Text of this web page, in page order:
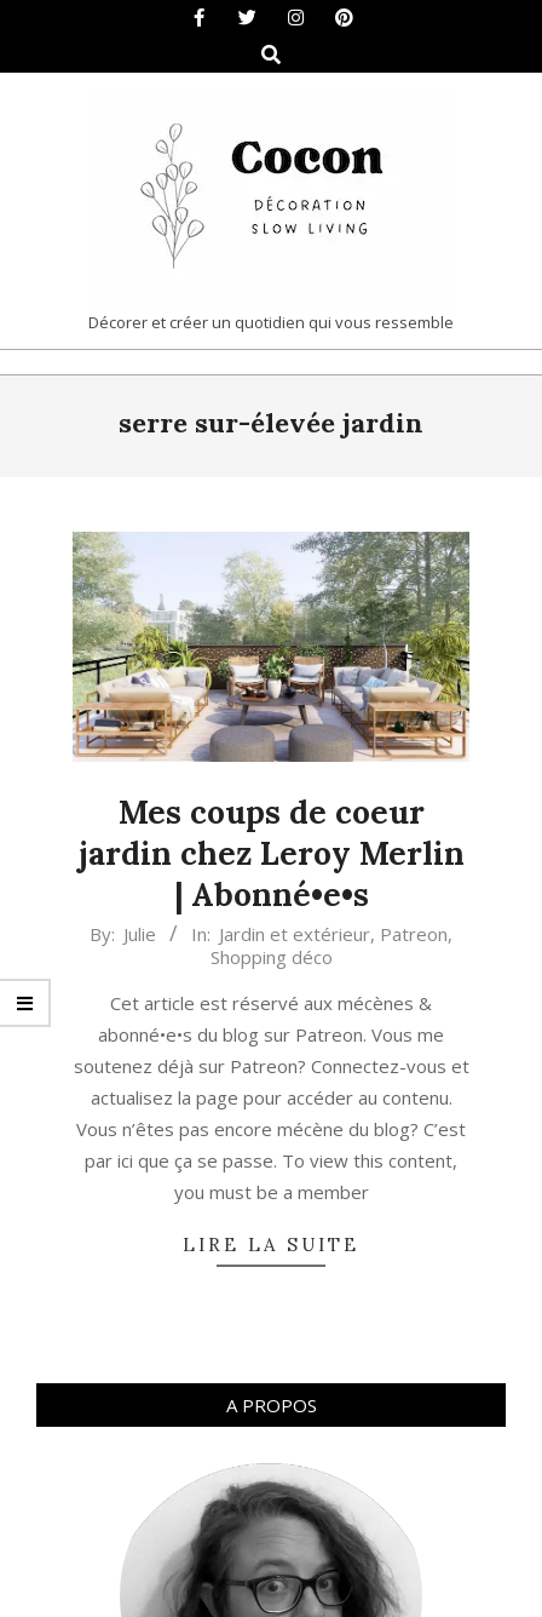
content
Search
COCON
|
DÉCORATION
LIVING
Décorer et créer un quotidien qui vous ressemble
serre sur-élevée jardin
Mes coups de coeur
jardin chez Leroy Merlin
| Abonné•e•s
2023-
By: Julie In: Jardin et extérieur, Patreon,
Shopping déco
Cet article est réservé aux mécènes &
abonné•e•s du blog sur Patreon. Vous me
soutenez déjà sur Patreon? Connectez-vous et
actualisez la page pour accéder au contenu.
Vous n’êtes pas encore mécène du blog? C’est
par ici que ça se passe. To view this content,
you must be a member
LIRE LA SUITE
A PROPOS